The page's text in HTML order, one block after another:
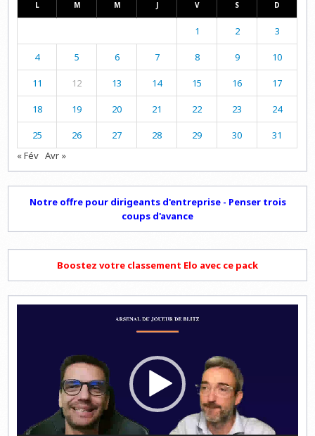
L M M J V S D
1 2 3
4 5 6 7 8 9 10
11 12 13 14 15 16 17
18 19 20 21 22 23 24
25 26 27 28 29 30
31
« Fév Avr »
Notre offre pour dirigeants d'entreprise - Penser trois
coups d'avance
Boostez votre classement Elo avec ce pack